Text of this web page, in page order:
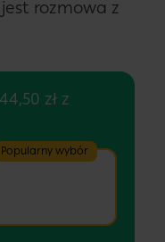
rozmowa z
zł z
Popularny wybór